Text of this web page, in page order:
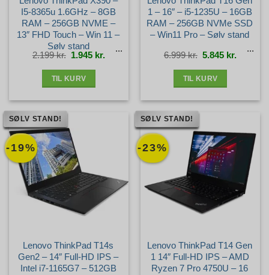
I5-8365u 1.6GHz – 8GB
RAM – 256GB NVME –
13″ FHD Touch – Win 11 –
Sølv stand
2.199kr. Den
oprindelige
pris
1.945 kr. Den
aktuelle
pris
TIL KURV
1 – 16″ – i5-1235U – 16GB
RAM – 256GB NVMe SSD
– Win11 Pro – Sølv stand
6.999kr. Den
oprindelige
pris
5.845 kr. Den
aktuelle
pris
TIL KURV
-19%
SØLV STAND!
Lenovo ThinkPad T14s
Gen2 – 14″ Full-HD IPS –
Intel i7-1165G7 – 512GB
-23%
SØLV STAND!
Lenovo ThinkPad T14 Gen
1 14″ Full-HD IPS – AMD
Ryzen 7 Pro 4750U – 16